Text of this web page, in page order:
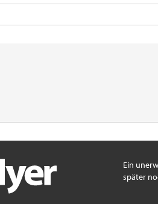
Ein
später